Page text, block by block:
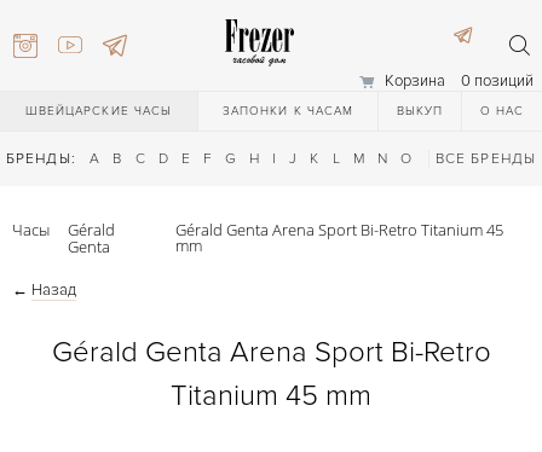
Корзина 0 позиций
ШВЕЙЦАРСКИЕ ЧАСЫ ЗАПОНКИ К ЧАСАМ ВЫКУП О НАС
БРЕНДЫ: A B C D E F G H I J K L M N O Q R S T
ВСЕ БРЕНДЫ
Часы Gérald
Genta
Gérald Genta Arena Sport Bi-Retro Titanium 45
mm
← Назад
Gérald Genta Arena Sport Bi-Retro
Titanium 45 mm